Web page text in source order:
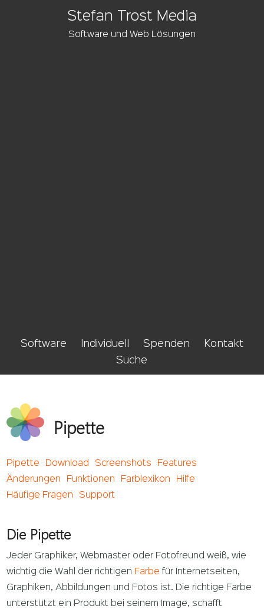
Stefan Trost Media
Software und Web Lösungen
Software Individuell Spenden
Kontakt
Suche
Pipette
Pipette Download Screenshots
Features
Änderungen
Funktionen Farblexikon
Hilfe
Häufige Fragen
Support
Die Pipette
Jeder Graphiker, Webmaster oder Fotofreund weiß, wie
wichtig die Wahl der richtigen Farbe für Internetseiten,
Graphiken, Abbildungen und Fotos ist. Die richtige Farbe
unterstützt ein Produkt bei seinem Image, schafft